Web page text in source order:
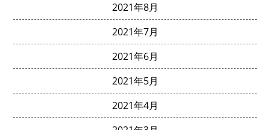
2021年8月
2021年7月
2021年6月
2021年5月
2021年4月